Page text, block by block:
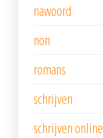
nawoord
non
romans
schrijven
schrijven online